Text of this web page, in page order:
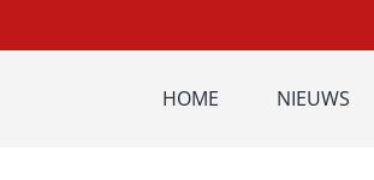
HOME NIEUWS